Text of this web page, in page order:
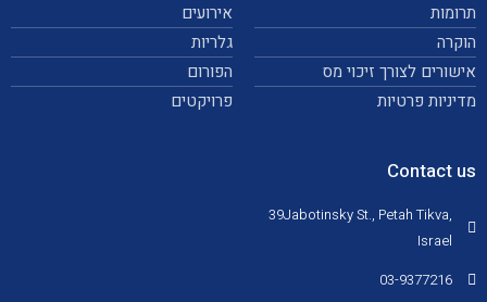
תרומות
הוקרה
אישורים לצורך זיכוי מס
מדיניות פרטיות
אירועים
גלריות
הפורום
פרויקטים
Contact us
39Jabotinsky St., Petah Tikva,
Israel
03-9377216